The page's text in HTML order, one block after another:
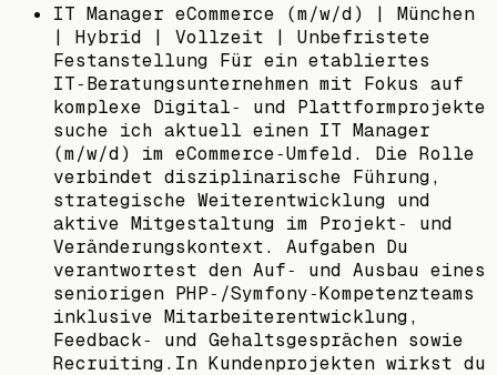
IT Manager eCommerce (m/w/d) | München
| Hybrid | Vollzeit | Unbefristete
Festanstellung Für ein etabliertes
IT‑Beratungsunternehmen mit Fokus auf
komplexe Digital‑ und Plattformprojekte
suche ich aktuell einen IT Manager
(m/w/d) im eCommerce‑Umfeld. Die Rolle
verbindet disziplinarische Führung,
strategische Weiterentwicklung und
aktive Mitgestaltung im Projekt‑ und
Veränderungskontext. Aufgaben Du
verantwortest den Auf‑ und Ausbau eines
seniorigen PHP‑/Symfony‑Kompetenzteams
inklusive Mitarbeiterentwicklung,
Feedback‑ und Gehaltsgesprächen sowie
Recruiting.In Kundenprojekten wirkst du